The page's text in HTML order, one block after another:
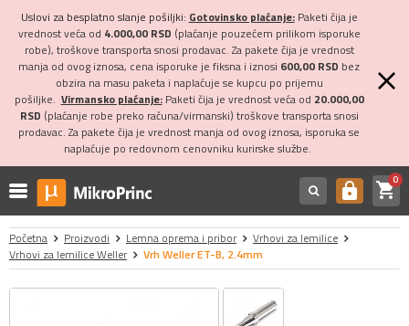
Uslovi za besplatno slanje pošiljki: Gotovinsko plaćanje:Paketi čija je
vrednost veća od 4.000,00 RSD (plaćanje pouzećem prilikom isporuke
robe), troškove transporta snosi prodavac. Za pakete čija je vrednost
manja od ovog iznosa, cena isporuke je fiksna i iznosi 600,00 RSD bez
obzira na masu paketa i naplaćuje se kupcu po prijemu
pošiljke. Virmansko plaćanje:Paketi čija je vrednost veća od 20.000,00
RSD (plaćanje robe preko računa/virmanski) troškove transporta snosi
prodavac. Za pakete čija je vrednost manja od ovog iznosa, isporuka se
naplaćuje po redovnom cenovniku kurirske službe.
https shopping_cart0
Početna Proizvodi Lemna oprema i pribor
Vrhovi za lemilice
Vrhovi za lemilice Weller
Vrh Weller ET-B, 2.4mm